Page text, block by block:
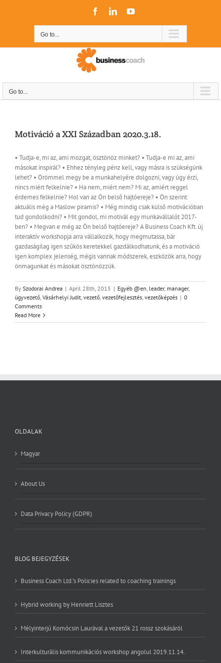
FacebookLinkedInYouTube
Go to...
Go to...
Motiváció a XXI Században 2020.3.18.
• Tudja-e, mi az, ami mozgat, ösztönöz minket? • Tudja-e mi az, ami
másokat inspirál? • Ehhez tényleg pénz kell, vagy másra is szükségünk
lehet? • Örömmel megy be a munkahelyére dolgozni, vagy úgy érzi,
nincs miért felkelnie? • Ha nem, miért nem? Mi az, amiért reggel
érdemes felkelnie? Hol van az Ön belső hajtóereje? • Ön szerint
aktuális még a Maslow piramis? • Még mindig csak külső motivációban
tud gondolkodni? • Mit gondol, mi motivál egy munkavállalót 2017-
ben? • Megvan e még az Ön belső hajtóereje? A Business Coach Kft. új
interaktív workshopja arra vállalkozik, hogy megmutassa, bár
gazdaságilag igen szűkös keretekkel gazdálkodhatunk, és a motiváció
igen komplex jelenség, mégis vannak módszerek, eszközök arra, hogy
önmagunkat és másokat ösztönözzük.
By Szodorai Andrea | April 28th, 2015 | Egyéb @en, leader, manager,
ügyvezető, Vásárhelyi Judit, vezető, vezetőfejlesztés, vezetőképzés | 0
Comments
Read More
OLDALAK
Magyar
About Us
Data Privacy Policy (GDPR)
BLOG BEJEGYZÉSEK
Business Coach Ltd.’s Policies related to coaching trainings
Hybrid working by Henriett Lisztes
Mélyinterjú Komócsin Laurával a vezetők 21 rossz szokásáról
Interkulturális kommunikációs workshop angolul 2019.11.14.